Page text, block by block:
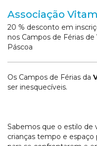
Associação
20 % desconto em
nos Campos de Férias de
Páscoa
Os Campos de Férias da
ser inesquecíveis.
Sabemos que o estilo de
crianças tempo e espaço